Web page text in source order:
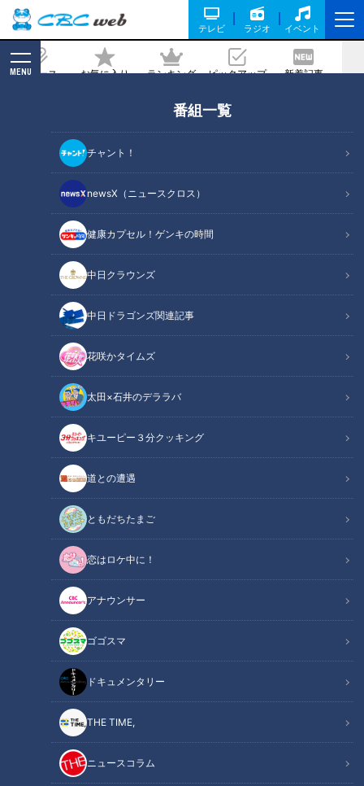
テレビ ラジオ イベント
ニュース お気に入り ランキング ピックアップ 新着記事
MENU
番組一覧
チャント！
newsX（ニュースクロス）
健康カプセル！ゲンキの時間
中日クラウンズ
中日ドラゴンズ関連記事
花咲かタイムズ
太田×石井のデララバ
キユーピー３分クッキング
道との遭遇
ともだちたまご
恋はロケ中に！
アナウンサー
ゴゴスマ
ドキュメンタリー
THE TIME,
ニュースコラム
の作り方【キユーピー３分クッキング】
記事に戻る
CBCテレビ：画像『キユーピー3分クッキング』
この記事の画像
この記事を見たあなたへのおすすめ